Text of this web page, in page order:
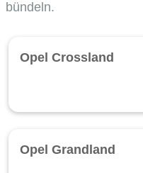
bündeln.
Opel Crossland
Opel Grandland